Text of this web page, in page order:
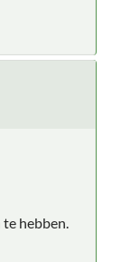
hebben.